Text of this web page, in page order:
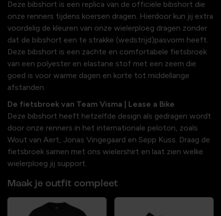
Deze bibshort is een replica van de officiële bibshort die
onze renners tijdens koersen dragen. Hierdoor kun jij extra
voordelig de kleuren van onze wielerploeg dragen zonder
dat de bibshort een te strakke (wedstrijd)pasvorm heeft.
Deze bibshort is een zachte en comfortabele fietsbroek
van een polyester en elastane stof met een zeem die
goed is voor warme dagen en korte tot middellange
afstanden.
De fietsbroek van Team Visma | Lease a Bike
Deze bibshort heeft hetzelfde design als gedragen wordt
door onze renners in het internationale peloton, zoals
Wout van Aert, Jonas Vingegaard en Sepp Kuss. Draag de
fietsbroek samen met ons wielershirt en laat zien welke
wielerploeg jij support.
Maak je outfit compleet